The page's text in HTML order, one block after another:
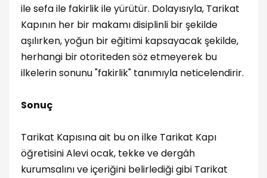
ile sefa ile fakirlik ile yürütür. Dolayısıyla, Tarikat
Kapının her bir makamı disiplinli bir şekilde
aşılırken, yoğun bir eğitimi kapsayacak şekilde,
herhangi bir otoriteden söz etmeyerek bu
ilkelerin sonunu "fakirlik" tanımıyla neticelendirir.
Sonuç
Tarikat Kapısına ait bu on ilke Tarikat Kapı
öğretisini Alevi ocak, tekke ve dergâh
kurumsalını ve içeriğini belirlediği gibi Tarikat